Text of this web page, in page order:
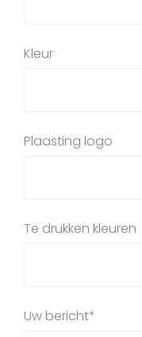
Kleur
Plaasting logo
Te drukken kleuren
Uw bericht*